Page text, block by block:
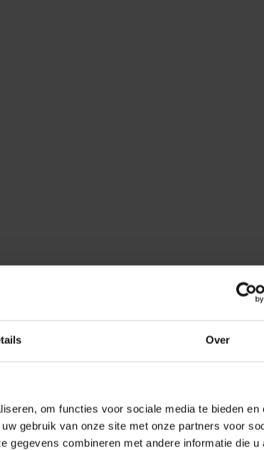
Over
om functies voor sociale media te bieden en
gebruik van onze site met onze partners voor
gegevens combineren met andere informatie die u